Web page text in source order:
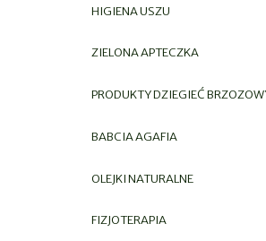
HIGIENA USZU
ZIELONA APTECZKA
PRODUKTY DZIEGIEĆ
BABCIA AGAFIA
OLEJKI NATURALNE
FIZJOTERAPIA